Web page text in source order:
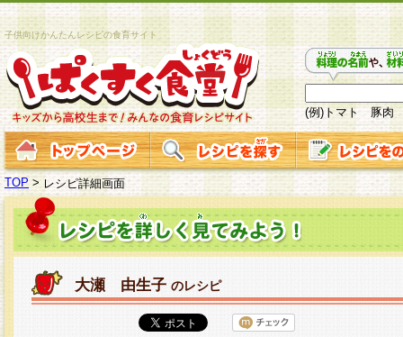
子供向けかんたんレシピの食育サイト
(例)トマト 豚肉
TOP >レシピ詳細画面
大瀬 由生子 のレシピ